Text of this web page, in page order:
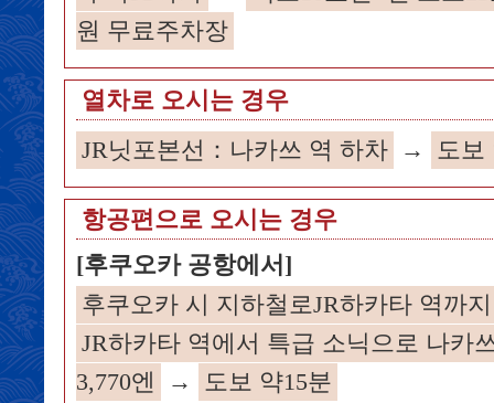
원 무료주차장
열차로 오시는 경우
JR닛포본선：나카쓰 역 하차
→ 도보
항공편으로 오시는 경우
[후쿠오카 공항에서]
후쿠오카 시 지하철로JR하카타 역까
JR하카타 역에서 특급 소닉으로 나카
3,770엔
→ 도보 약15분